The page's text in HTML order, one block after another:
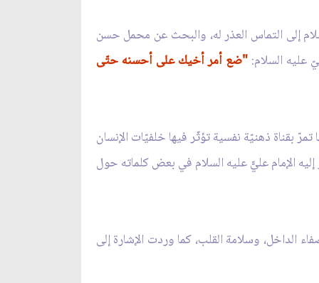
إلى التماس العذر له، والبحث عن محمل حسن
عليه السلام: "ضع أمر أخيك على أحسنه حتّى
بقناة ذهنيّة نفسية تؤثّر فيها خلفيّات الإنسان
إليه الإمام عليّّ عليه السلام في بعض كلماته حول
الداخل، وسلامة القلب، كما وردت الإشارة إلى